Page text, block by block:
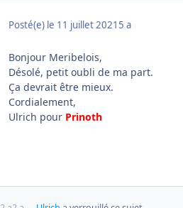
Posté(e) le 11 juillet 2021 5 a
Bonjour Meribelois,
Désolé, petit oubli de ma part.
Ça devrait être mieux.
Cordialement,
Ulrich pour Prinoth